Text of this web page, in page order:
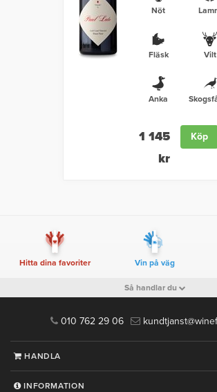
Nöt
Fläsk Vilt
Anka
1 145
kr
Köp
Hitta dina favoriter Vin på väg
Så handlar du
010 762 29 06
HANDLA
INFORMATION